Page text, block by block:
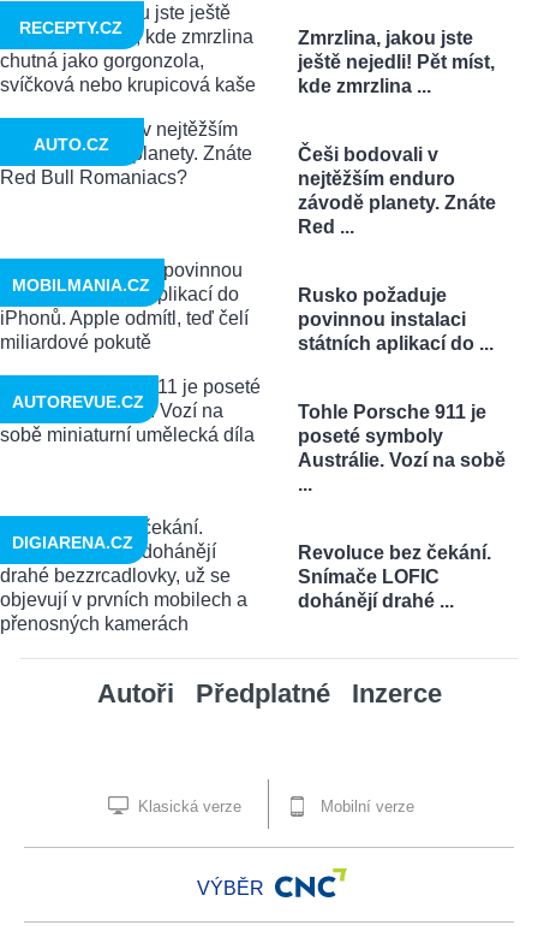
Zmrzlina, jakou jste
ještě nejedli! Pět míst,
kde zmrzlina ...
RECEPTY.CZ
Češi bodovali v
nejtěžším enduro
závodě planety. Znáte
Red ...
AUTO.CZ
Rusko požaduje
povinnou instalaci
státních aplikací do ...
MOBILMANIA.CZ
Tohle Porsche 911 je
poseté symboly
Austrálie. Vozí na sobě
...
AUTOREVUE.CZ
Revoluce bez čekání.
Snímače LOFIC
dohánějí drahé ...
DIGIARENA.CZ
Autoři Předplatné Inzerce
Klasická verze Mobilní verze
VÝBĚR